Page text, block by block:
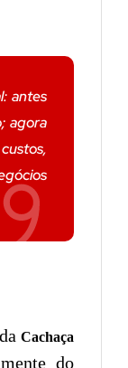
antes
agora
Cachaça
do